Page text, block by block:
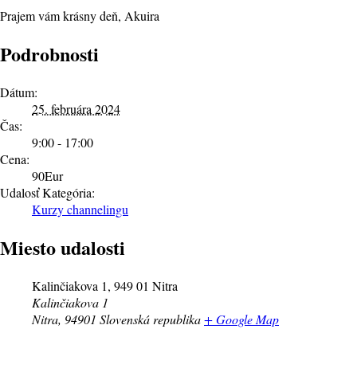
Prajem vám krásny deň, Akuira
Podrobnosti
Dátum:
25. februára 2024
Čas:
9:00 - 17:00
Cena:
90Eur
Udalosť Kategória:
Kurzy channelingu
Miesto udalosti
Kalinčiakova 1, 949 01 Nitra
Kalinčiakova 1
Nitra, 94901 Slovenská republika+ Google Map